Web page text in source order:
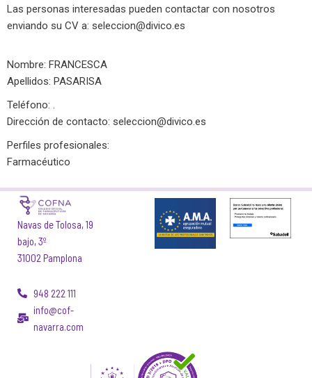
Las personas interesadas pueden contactar con nosotros
enviando su CV a: seleccion@divico.es
Nombre: FRANCESCA
Apellidos: PASARISA
Teléfono: .
Dirección de contacto: seleccion@divico.es
Perfiles profesionales:
Farmacéutico
Navas de Tolosa, 19
bajo, 3º
31002 Pamplona
948 222 111
info@cof-
navarra.com